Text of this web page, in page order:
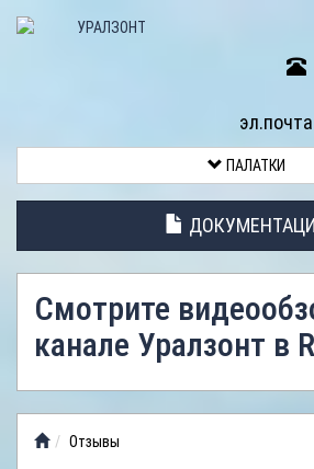
ТОВАРА
ПАЛАТОК
АНТИДОЖДЕВЫЕ
ТЕНТЫ
ВИДЕООБЗОР
ПАЛАТКИ
Смотрите
канале Уралзонт в
Отзывы